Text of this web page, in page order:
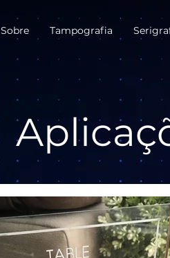
Sobre Tampografia